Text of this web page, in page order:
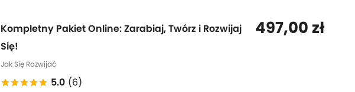
Kompletny Pakiet Online: Zarabiaj, Twórz i Rozwijaj
Się!
Jak Się Rozwijać
5.0 (6)
497,00 zł